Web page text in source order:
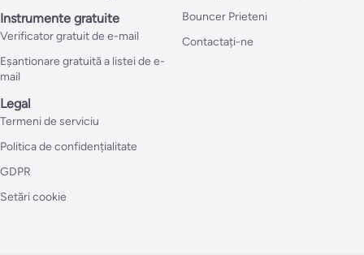
Instrumente gratuite
Verificator gratuit de e-mail
Eșantionare gratuită a listei de e-
mail
Bouncer Prieteni
Contactați-ne
Legal
Termeni de serviciu
Politica de confidențialitate
GDPR
Setări cookie